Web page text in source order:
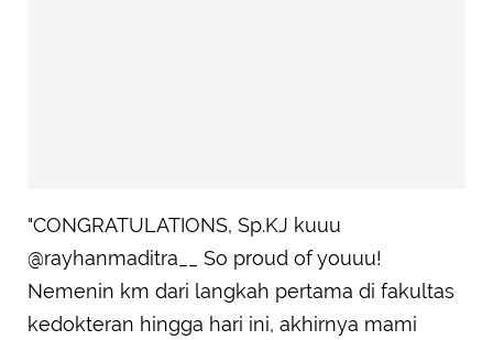
"CONGRATULATIONS, Sp.KJ kuuu
@rayhanmaditra__ So proud of youuu!
Nemenin km dari langkah pertama di fakultas
kedokteran hingga hari ini, akhirnya mami